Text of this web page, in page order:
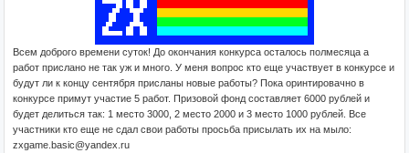
Всем доброго времени суток! До окончания конкурса осталось полмесяца а
работ прислано не так уж и много. У меня вопрос кто еще участвует в конкурсе и
будут ли к концу сентября присланы новые работы? Пока оринтировачно в
конкурсе примут участие 5 работ. Призовой фонд составляет 6000 рублей и
будет делиться так: 1 место 3000, 2 место 2000 и 3 место 1000 рублей. Все
участники кто еще не сдал свои работы просьба присылать их на мыло:
zxgame.basic@yandex.ru